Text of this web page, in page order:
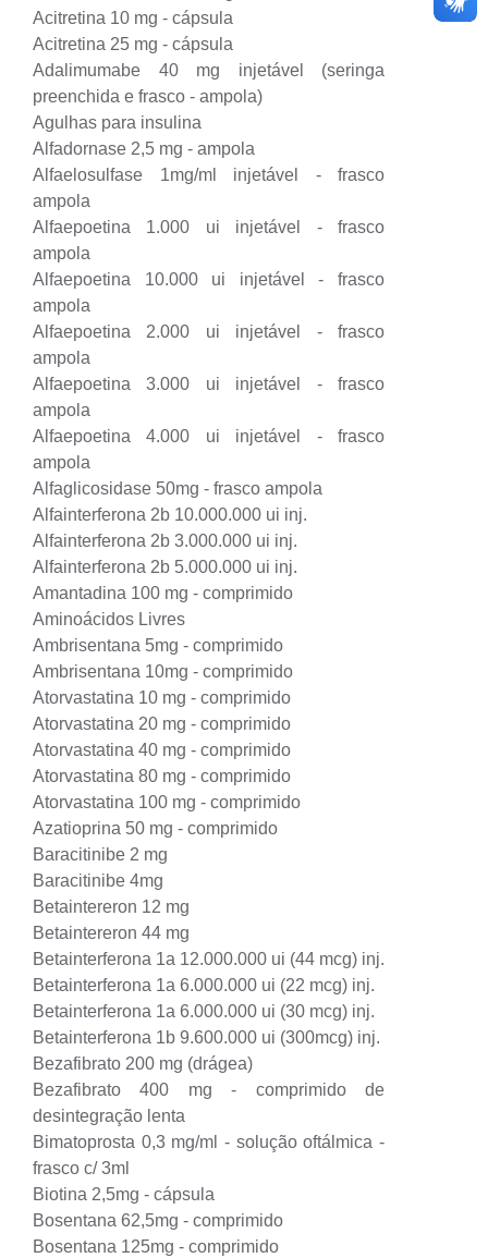
Acitretina 10 mg - cápsula
Acitretina 25 mg - cápsula
Adalimumabe 40 mg injetável (seringa
preenchida e frasco - ampola)
Agulhas para insulina
Alfadornase 2,5 mg - ampola
Alfaelosulfase 1mg/ml injetável - frasco
ampola
Alfaepoetina 1.000 ui injetável - frasco
ampola
Alfaepoetina 10.000 ui injetável - frasco
ampola
Alfaepoetina 2.000 ui injetável - frasco
ampola
Alfaepoetina 3.000 ui injetável - frasco
ampola
Alfaepoetina 4.000 ui injetável - frasco
ampola
Alfaglicosidase 50mg - frasco ampola
Alfainterferona 2b 10.000.000 ui inj.
Alfainterferona 2b 3.000.000 ui inj.
Alfainterferona 2b 5.000.000 ui inj.
Amantadina 100 mg - comprimido
Aminoácidos Livres
Ambrisentana 5mg - comprimido
Ambrisentana 10mg - comprimido
Atorvastatina 10 mg - comprimido
Atorvastatina 20 mg - comprimido
Atorvastatina 40 mg - comprimido
Atorvastatina 80 mg - comprimido
Atorvastatina 100 mg - comprimido
Azatioprina 50 mg - comprimido
Baracitinibe 2 mg
Baracitinibe 4mg
Betaintereron 12 mg
Betaintereron 44 mg
Betainterferona 1a 12.000.000 ui (44 mcg) inj.
Betainterferona 1a 6.000.000 ui (22 mcg) inj.
Betainterferona 1a 6.000.000 ui (30 mcg) inj.
Betainterferona 1b 9.600.000 ui (300mcg) inj.
Bezafibrato 200 mg (drágea)
Bezafibrato 400 mg - comprimido de
desintegração lenta
Bimatoprosta 0,3 mg/ml - solução oftálmica -
frasco c/ 3ml
Biotina 2,5mg - cápsula
Bosentana 62,5mg - comprimido
Bosentana 125mg - comprimido